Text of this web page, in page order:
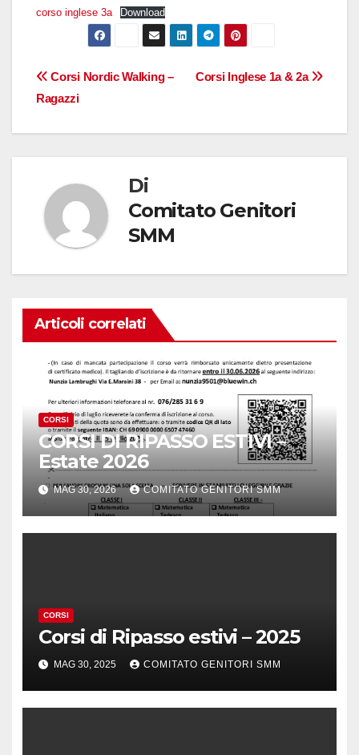
corso inglese 3a
Download
Navigazione
articoli
Corsi Inglese 1a & 2a
Corsi Nordic Walking –
Ragazzi
Di
Comitato Genitori
SMM
Articoli correlati
CORSI
CORSI DI RIPASSO ESTIVI –
Estate 2026
MAG 30, 2026 COMITATO GENITORI SMM
CORSI
Corsi di Ripasso estivi – 2025
MAG 30, 2025 COMITATO GENITORI SMM